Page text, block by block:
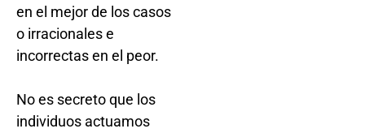
en el mejor de los casos
o irracionales e
incorrectas en el peor.
No es secreto que los
individuos actuamos